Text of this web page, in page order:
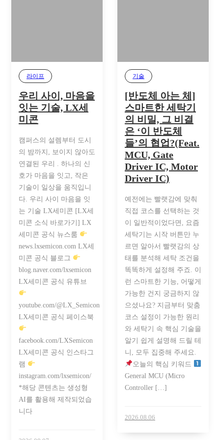
라이프
우리 사이, 마음을
잇는 기술, LX세
미콘
캠퍼스의 설렘부터 도시
의 밤까지, 보이지 않아도
연결된 우리 . 하나의 신
호가 마음을 잇고, 작은
기술이 일상을 움직입니
다. 우리 사이 마음을 잇
는 기술 LX세미콘 [LX세
미콘 소식 바로가기] LX
세미콘 공식 뉴스룸
news.lxsemicon.com LX세
미콘 공식 블로그
blog.naver.com/lxsemicon
LX세미콘 공식 유튜브
youtube.com/@LX_Semicon
LX세미콘 공식 페이스북
facebook.com/LXSemicon
LX세미콘 공식 인스타그
램
instagram.com/lxsemicon/
*해당 콘텐츠는 생성형
AI를 활용해 제작되었습
니다
기술
[반도체 아는 체]
스마트한 세탁기
의 비밀, 그 비결
은 ‘이 반도체
들’의 협업?(Feat.
MCU, Gate
Driver IC, Motor
Driver IC)
예전에는 빨랫감에 맞춰
직접 코스를 선택하는 것
이 일반적이었다면, 요즘
세탁기는 시작 버튼만 누
르면 알아서 빨랫감의 상
태를 분석해 세탁 조건을
똑똑하게 설정해 주죠. 이
런 스마트한 기능, 어떻게
가능한 건지 궁금하지 않
으셨나요? 지금부터 맞춤
코스 설정이 가능한 원리
와 세탁기 속 핵심 기술을
알기 쉽게 설명해 드릴 테
니, 모두 집중해 주세요.
오늘의 핵심 키워드
General MCU (Micro
Controller […]
2026.08.06